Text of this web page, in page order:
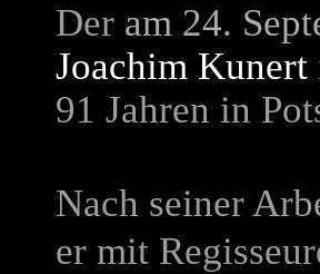
Der am 24.
Joachim Kunert
91 Jahren in
Nach seiner
er mit